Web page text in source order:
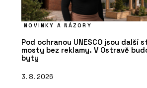
NOVINKY A NÁZORY
Pod ochranou UNESCO jsou další
mosty bez reklamy. V Ostravě
byty
3. 8. 2026